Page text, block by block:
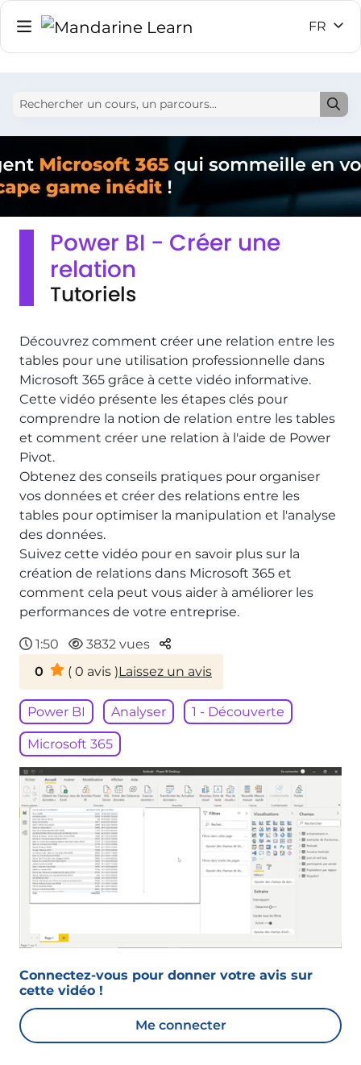
FR
Power BI - Créer une
relation
Tutoriels
Découvrez comment créer une relation entre les
tables pour une utilisation professionnelle dans
Microsoft 365 grâce à cette vidéo informative.
Cette vidéo présente les étapes clés pour
comprendre la notion de relation entre les tables
et comment créer une relation à l'aide de Power
Pivot.
Obtenez des conseils pratiques pour organiser
vos données et créer des relations entre les
tables pour optimiser la manipulation et l'analyse
des données.
Suivez cette vidéo pour en savoir plus sur la
création de relations dans Microsoft 365 et
comment cela peut vous aider à améliorer les
performances de votre entreprise.
1:50 3832 vues
Parteger
0
( 0 avis )Laissez un avis
Power BI Analyser 1 - Découverte
Microsoft 365
Connectez-vous pour donner votre avis sur
cette vidéo !
Me connecter